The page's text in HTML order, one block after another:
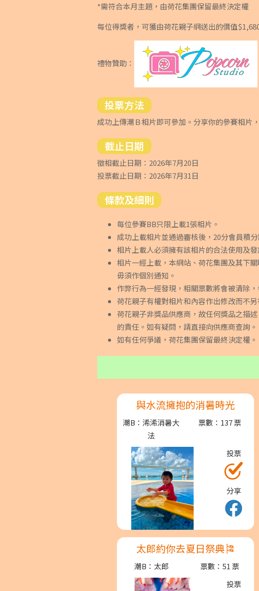
*需符合本月主題，由荷花集團保留最終決定權
每位得獎者，可獲由荷花親子網送出的價值
禮物贊助：
投票方法
成功上傳潮Ｂ相片即可參加。分享你的參賽相片
截止日期
徵相截止日期：2026年7月20日
投票截止日期：2026年7月31日
條款及細則
每位參賽BB只限上載1張相片。
成功上載相片並通過審核後，20分會員積
相片上載人必須擁有該相片的合法使用及發
相片一經上載，本網站、荷花集團及其下
毋須作個別通知。
作弊行為一經發現，相關票數將會被清除
荷花親子有權對相片和內容作出修改而不另
荷花親子非獎品供應商，故任何獎品之描
的責任。如有疑問，請直接向供應商查詢。
如有任何爭議，荷花集團保留最終決定權。
與水流擁抱的消暑時光
潮B：浠浠消暑大
法
票數：137 票
投票
分享
太郎約你去夏日祭典🎏
潮B：太郎
票數：51 票
投票